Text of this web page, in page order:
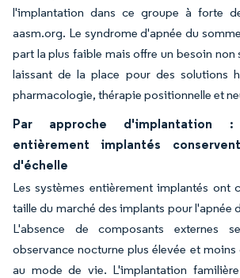
l'implantation dans ce groupe à forte
aasm.org. Le syndrome d'apnée du
part la plus faible mais offre un besoin
laissant de la place pour des solutions
pharmacologie, thérapie positionnelle et
Par approche d'implantation
entièrement implantés
d'échelle
Les systèmes entièrement implantés ont
taille du marché des implants pour l'apnée
L'absence de composants externes
observance nocturne plus élevée et
au mode de vie. L'implantation